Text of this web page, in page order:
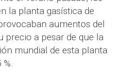
la planta gasística de
aumentos del
precio a pesar de que la
mundial de esta planta